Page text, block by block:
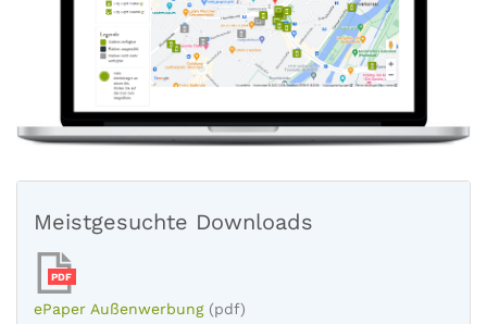
Meistgesuchte Downloads
PDF
ePaper Außenwerbung (pdf)